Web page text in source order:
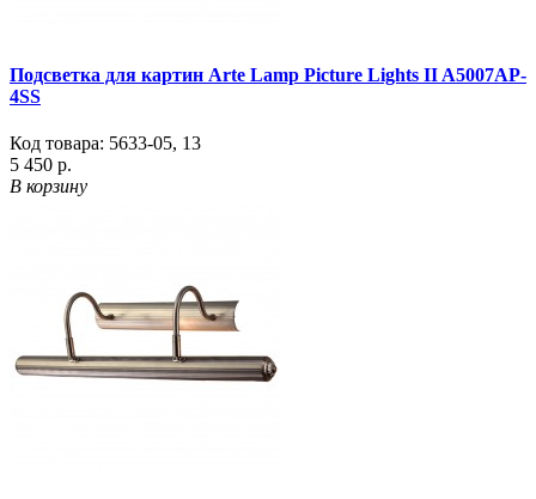
Подсветка для картин Arte Lamp Picture Lights II A5007AP-
4SS
Код товара: 5633-05, 13
5 450 р.
В корзину